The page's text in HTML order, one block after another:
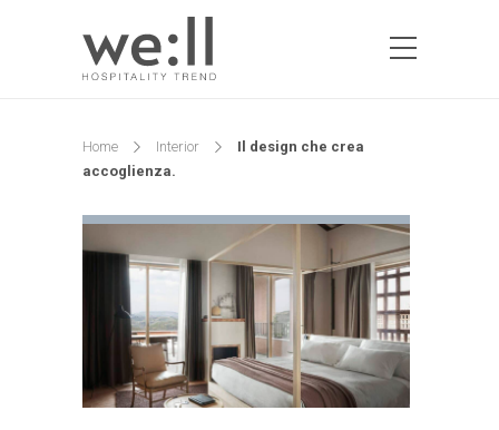
Home Interior
Il design che crea
accoglienza.